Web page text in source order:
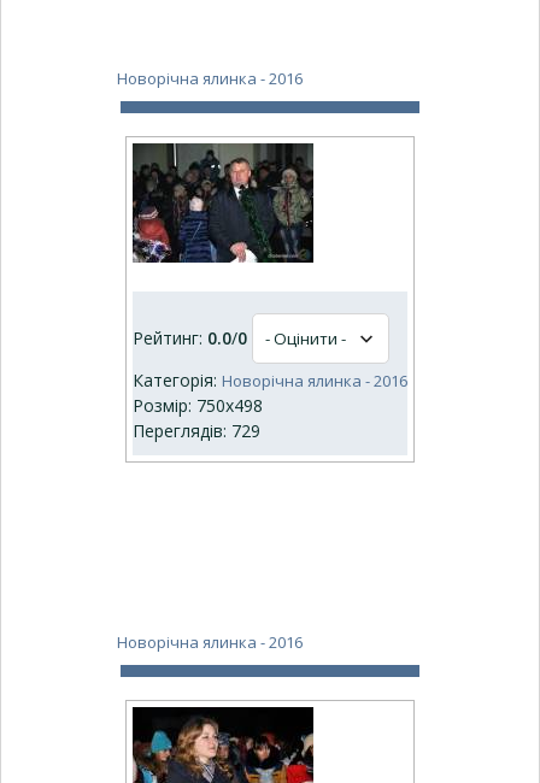
Новорічна ялинка - 2016
Рейтинг: 0.0/0
Категорія: Новорічна ялинка - 2016
Розмір: 750x498
Переглядів: 729
Новорічна ялинка - 2016